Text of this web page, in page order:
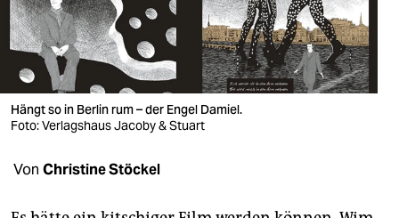
wahrheit
verlag
verlag
veranstaltungen
shop
Hängt so in Berlin rum – der Engel Damiel.
Foto: Verlagshaus Jacoby & Stuart
Von Christine Stöckel